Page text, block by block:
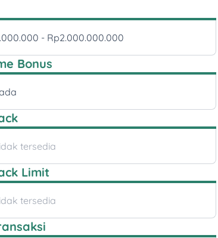
- Rp2.000.000.000
Bonus
tersedia
Limit
tersedia